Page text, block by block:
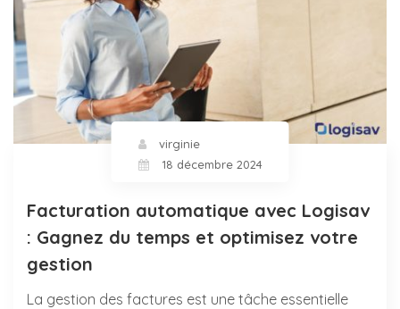
virginie
18 décembre 2024
Facturation automatique avec Logisav
: Gagnez du temps et optimisez votre
gestion
La gestion des factures est une tâche essentielle